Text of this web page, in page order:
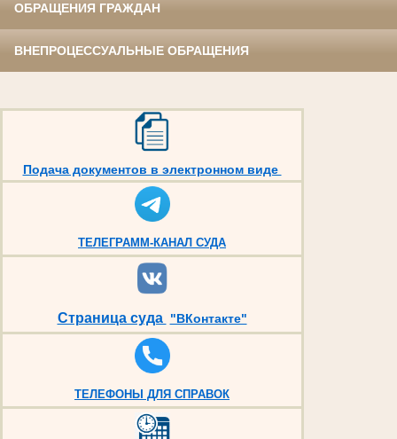
ОБРАЩЕНИЯ ГРАЖДАН
ВНЕПРОЦЕССУАЛЬНЫЕ ОБРАЩЕНИЯ
Подача документов в электронном виде
ТЕЛЕГРАММ-КАНАЛ СУДА
Страница суда "ВКонтакте"
ТЕЛЕФОНЫ ДЛЯ СПРАВОК